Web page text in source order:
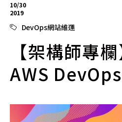
10/30
2019
DevOps網站維運
【架構師專
AWS